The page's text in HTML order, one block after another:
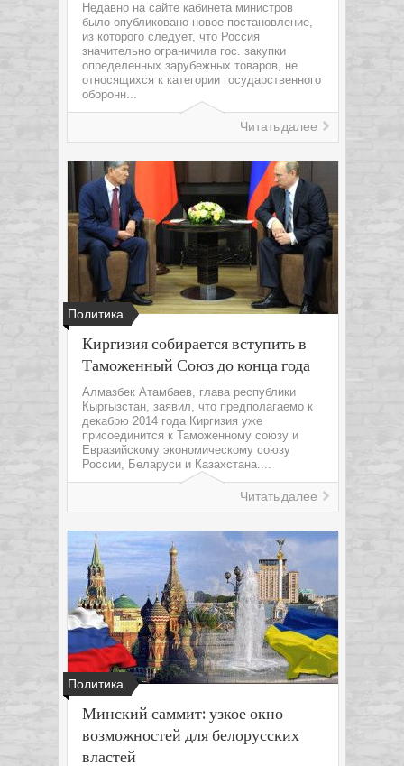
Недавно на сайте кабинета министров
было опубликовано новое постановление,
из которого следует, что Россия
значительно ограничила гос. закупки
определенных зарубежных товаров, не
относящихся к категории государственного
оборонн...
Читать далее
Политика
Киргизия собирается вступить в
Таможенный Союз до конца года
Алмазбек Атамбаев, глава республики
Кыргызстан, заявил, что предполагаемо к
декабрю 2014 года Киргизия уже
присоединится к Таможенному союзу и
Евразийскому экономическому союзу
России, Беларуси и Казахстана....
Читать далее
Политика
Минский саммит: узкое окно
возможностей для белорусских
властей